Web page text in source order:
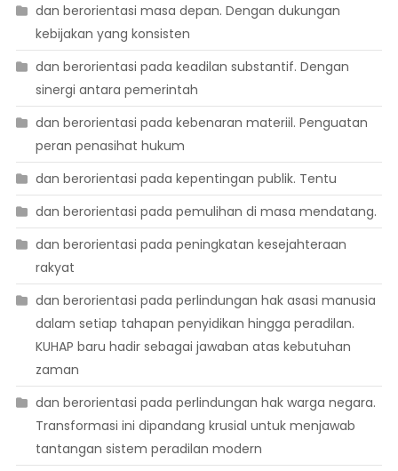
dan berorientasi masa depan. Dengan dukungan
kebijakan yang konsisten
dan berorientasi pada keadilan substantif. Dengan
sinergi antara pemerintah
dan berorientasi pada kebenaran materiil. Penguatan
peran penasihat hukum
dan berorientasi pada kepentingan publik. Tentu
dan berorientasi pada pemulihan di masa mendatang.
dan berorientasi pada peningkatan kesejahteraan
rakyat
dan berorientasi pada perlindungan hak asasi manusia
dalam setiap tahapan penyidikan hingga peradilan.
KUHAP baru hadir sebagai jawaban atas kebutuhan
zaman
dan berorientasi pada perlindungan hak warga negara.
Transformasi ini dipandang krusial untuk menjawab
tantangan sistem peradilan modern